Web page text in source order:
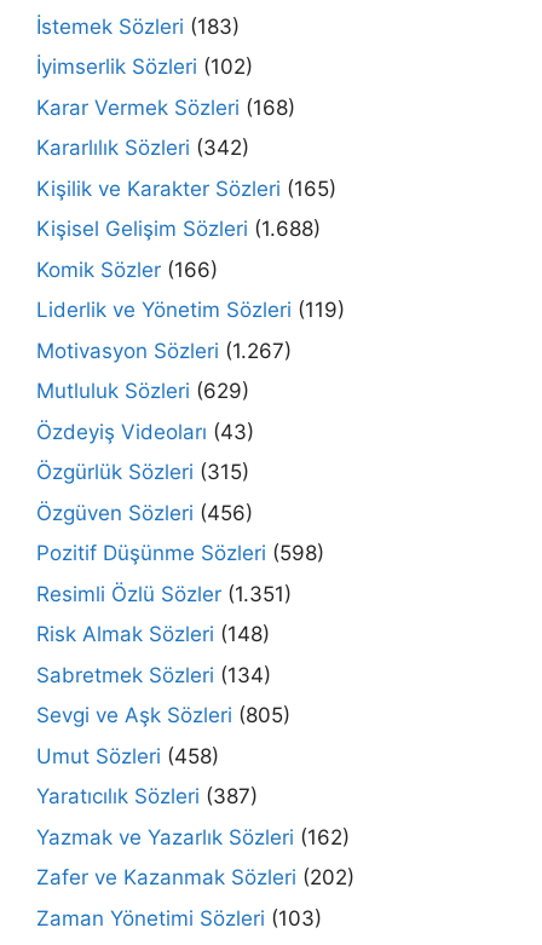
İstemek Sözleri (183)
İyimserlik Sözleri (102)
Karar Vermek Sözleri (168)
Kararlılık Sözleri (342)
Kişilik ve Karakter Sözleri (165)
Kişisel Gelişim Sözleri (1.688)
Komik Sözler (166)
Liderlik ve Yönetim Sözleri (119)
Motivasyon Sözleri (1.267)
Mutluluk Sözleri (629)
Özdeyiş Videoları (43)
Özgürlük Sözleri (315)
Özgüven Sözleri (456)
Pozitif Düşünme Sözleri (598)
Resimli Özlü Sözler (1.351)
Risk Almak Sözleri (148)
Sabretmek Sözleri (134)
Sevgi ve Aşk Sözleri (805)
Umut Sözleri (458)
Yaratıcılık Sözleri (387)
Yazmak ve Yazarlık Sözleri (162)
Zafer ve Kazanmak Sözleri (202)
Zaman Yönetimi Sözleri (103)